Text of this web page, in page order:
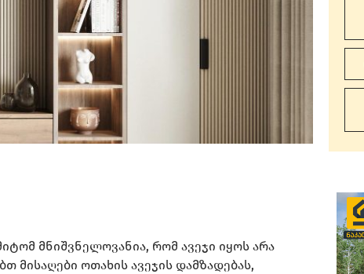
მნიშვნელოვანია, რომ ავეჯი იყოს არა
ოთახის ავეჯის დამზადებას,